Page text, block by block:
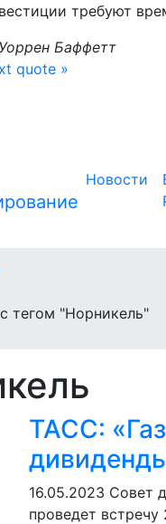
требуют
Уоррен Баффетт
quote »
Новости
тегом "Норникель"
ТАСС:
16.05.2023 Совет
проведет